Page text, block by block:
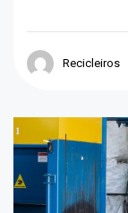
Recicleiros